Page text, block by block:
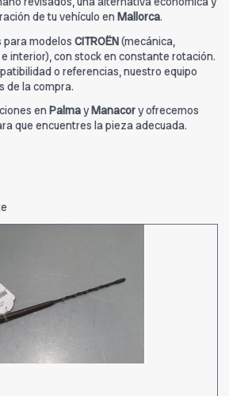
de tu vehículo en Mallorca.
para modelos CITROËN(mecánica,
interior), con stock en constante rotación.
o referencias, nuestro equipo
de la compra.
en PalmayManacory ofrecemos
que encuentres la pieza adecuada.